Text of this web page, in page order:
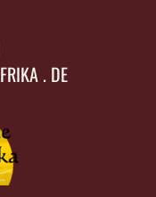
. DE